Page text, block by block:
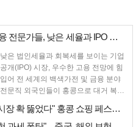
[홍콩뉴스] 외국인 금융 전문가들, 낮은 세율과 IPO 시장 회복에 홍콩…
낮은 법인세율과 회복세를 보이는 기업
공개(IPO) 시장, 우수한 고용 전망에 힘
입어 전 세계의 백색가전 및 금융 분야
전문직 외국인들이 홍콩으로 대거 복귀
[홍콩경제] "동남아 시장 확 뚫었다" 홍콩 쇼핑 페스티벌, 매출 대박 …